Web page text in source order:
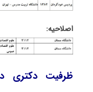
اصلاحیه:
ظرفیت دکتری